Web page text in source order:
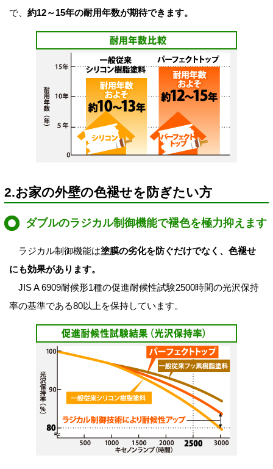
で、 約12～15年の耐用年数が期待できます。
2.お家の外壁の色褪せを防ぎたい方
ダブルのラジカル制御機能で褪色を極力抑えます
ラジカル制御機能は塗膜の劣化を防ぐだけでなく、色褪せ
にも効果があります。
JIS A 6909耐候形1種の促進耐候性試験2500時間の光沢保持
率の基準である80以上を保持しています。